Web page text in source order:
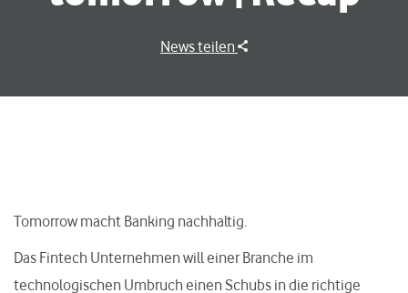
News teilen
Tomorrow macht Banking nachhaltig.
Das Fintech Unternehmen will einer Branche im
technologischen Umbruch einen Schubs in die richtige